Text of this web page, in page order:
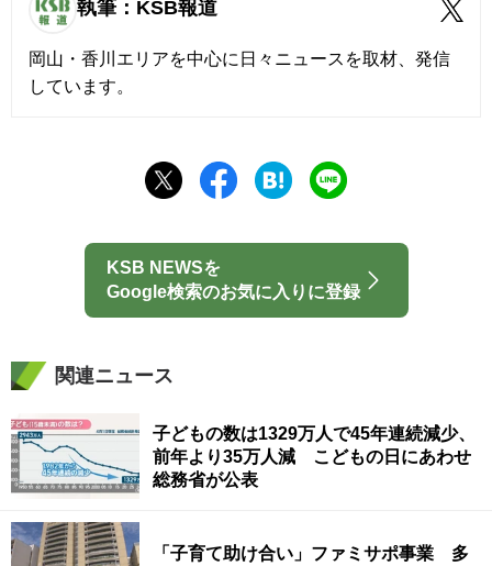
執筆：KSB報道
岡山・香川エリアを中心に日々ニュースを取材、発信
しています。
KSB NEWSを
Google検索のお気に入りに登録
関連ニュース
子どもの数は1329万人で45年連続減少、
前年より35万人減 こどもの日にあわせ
総務省が公表
「子育て助け合い」ファミサポ事業 多